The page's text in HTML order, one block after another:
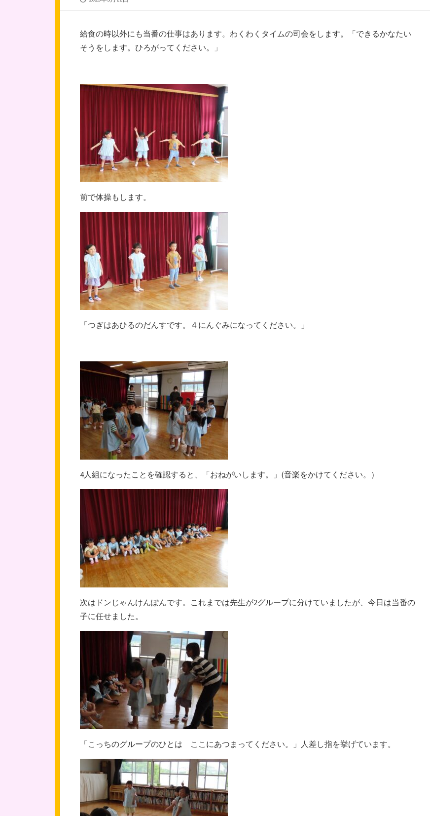
給食の時以外にも当番の仕事はあります。わくわくタイムの司会をします。「できるかなたい
そうをします。ひろがってください。」
前で体操もします。
「つぎはあひるのだんすです。４にんぐみになってください。」
4人組になったことを確認すると、「おねがいします。」(音楽をかけてください。）
次はドンじゃんけんぽんです。これまでは先生が2グループに分けていましたが、今日は当番の
子に任せました。
「こっちのグループのひとは ここにあつまってください。」人差し指を挙げています。